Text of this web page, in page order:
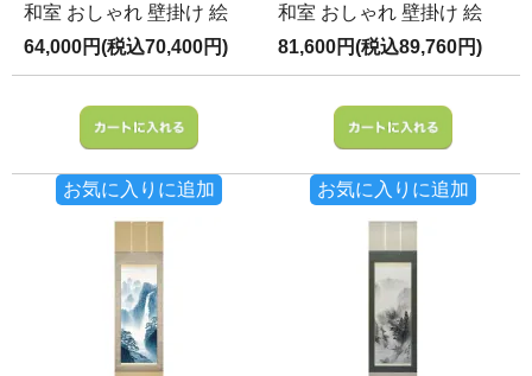
和室 おしゃれ 壁掛け 絵
64,000円(税込70,400円)
お気に入りに追加
和室 おしゃれ 壁掛け 絵
81,600円(税込89,760円)
お気に入りに追加